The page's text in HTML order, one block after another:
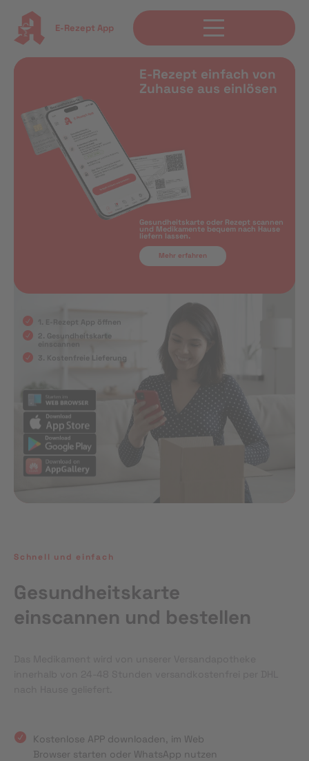
E-Rezept App
E-Rezept einfach von
Zuhause aus einlösen
Gesundheitskarte oder Rezept scannen
und Medikamente bequem nach Hause
liefern lassen.
Mehr erfahren
1. E-Rezept App öffnen
2. Gesundheitskarte
einscannen
3. Kostenfreie Lieferung
Schnell und einfach
Gesundheitskarte
einscannen und bestellen
Kostenlose APP downloaden, im Web
Browser starten oder WhatsApp nutzen